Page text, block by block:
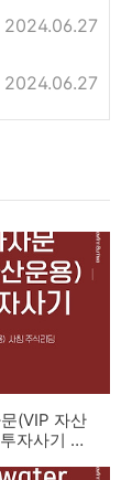
2024.06.27
2024.06.27
(VIP 자산
자사기 사